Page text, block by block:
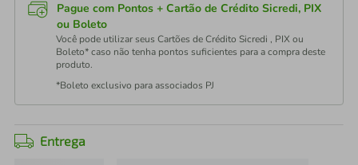
Pague com Pontos + Cartão de Crédito Sicredi, PIX
ou Boleto
Você pode utilizar seus Cartões de Crédito Sicredi , PIX ou
Boleto* caso não tenha pontos suficientes para a compra deste
produto.
*Boleto exclusivo para associados PJ
Entrega